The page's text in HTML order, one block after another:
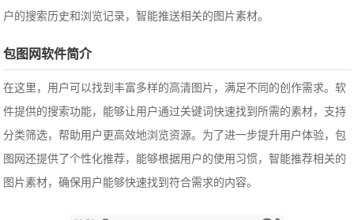
户的搜索历史和浏览记录，智能推送相关的图片素材。
包图网软件简介
在这里，用户可以找到丰富多样的高清图片，满足不同的创作需求。软
件提供的搜索功能，能够让用户通过关键词快速找到所需的素材，支持
分类筛选，帮助用户更高效地浏览资源。为了进一步提升用户体验，包
图网还提供了个性化推荐，能够根据用户的使用习惯，智能推荐相关的
图片素材，确保用户能够快速找到符合需求的内容。